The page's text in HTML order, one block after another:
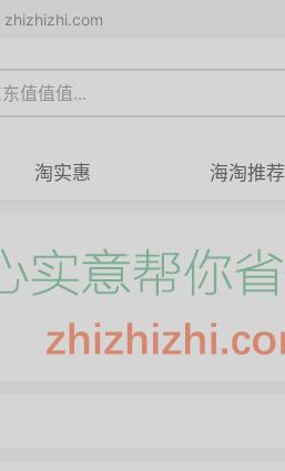
zhizhizhi.com
淘实惠 海淘推荐